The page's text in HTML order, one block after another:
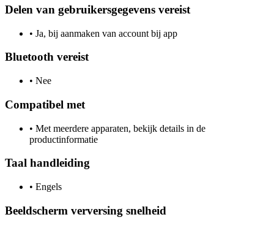
Delen van gebruikersgegevens vereist
• Ja, bij aanmaken van account bij app
Bluetooth vereist
• Nee
Compatibel met
• Met meerdere apparaten, bekijk details in de
productinformatie
Taal handleiding
• Engels
Beeldscherm verversing snelheid